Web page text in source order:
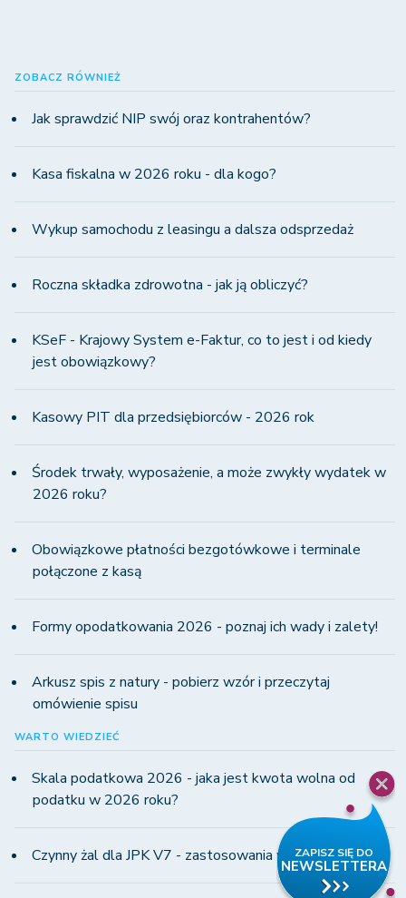
ZOBACZ RÓWNIEŻ
Jak sprawdzić NIP swój oraz kontrahentów?
Kasa fiskalna w 2026 roku - dla kogo?
Wykup samochodu z leasingu a dalsza odsprzedaż
Roczna składka zdrowotna - jak ją obliczyć?
KSeF - Krajowy System e-Faktur, co to jest i od kiedy
jest obowiązkowy?
Kasowy PIT dla przedsiębiorców - 2026 rok
Środek trwały, wyposażenie, a może zwykły wydatek w
2026 roku?
Obowiązkowe płatności bezgotówkowe i terminale
połączone z kasą
Formy opodatkowania 2026 - poznaj ich wady i zalety!
Arkusz spis z natury - pobierz wzór i przeczytaj
omówienie spisu
WARTO WIEDZIEĆ
Skala podatkowa 2026 - jaka jest kwota wolna od
podatku w 2026 roku?
Czynny żal dla JPK V7 - zastosowania w praktyce